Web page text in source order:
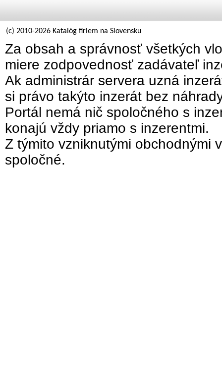
(c) 2010-2026 Katalóg firiem na Slovensku
Za obsah a správnosť všetkých
miere zodpovednosť zadávateľ
Ak administrár servera uzná
si právo takýto inzerát bez
Portál nemá nič spoločného s
konajú vždy priamo s inzerentmi.
Z týmito vzniknutými obchodnými
spoločné.